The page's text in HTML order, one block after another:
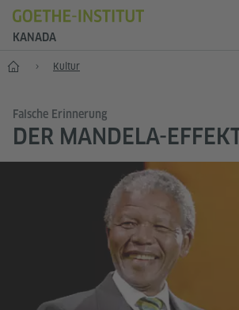
KANADA
Start Kultur
Falsche Erinnerung
DER MANDELA-